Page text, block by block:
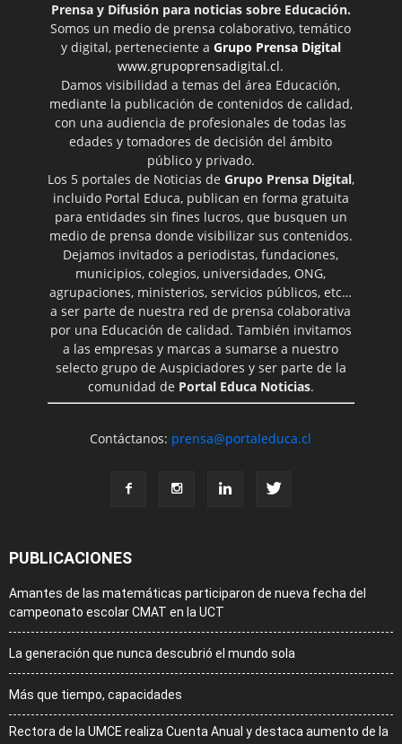
Prensa y Difusión para noticias sobre Educación.
Somos un medio de prensa colaborativo, temático
y digital, perteneciente a Grupo Prensa Digital
www.grupoprensadigital.cl.
Damos visibilidad a temas del área Educación,
mediante la publicación de contenidos de calidad,
con una audiencia de profesionales de todas las
edades y tomadores de decisión del ámbito
público y privado.
Los 5 portales de Noticias de Grupo Prensa Digital,
incluido Portal Educa, publican en forma gratuita
para entidades sin fines lucros, que busquen un
medio de prensa donde visibilizar sus contenidos.
Dejamos invitados a periodistas, fundaciones,
municipios, colegios, universidades, ONG,
agrupaciones, ministerios, servicios públicos, etc…
a ser parte de nuestra red de prensa colaborativa
por una Educación de calidad. También invitamos
a las empresas y marcas a sumarse a nuestro
selecto grupo de Auspiciadores y ser parte de la
comunidad de Portal Educa Noticias.
Contáctanos: prensa@portaleduca.cl
PUBLICACIONES
Amantes de las matemáticas participaron de nueva fecha del
campeonato escolar CMAT en la UCT
La generación que nunca descubrió el mundo sola
Más que tiempo, capacidades
Rectora de la UMCE realiza Cuenta Anual y destaca aumento de la